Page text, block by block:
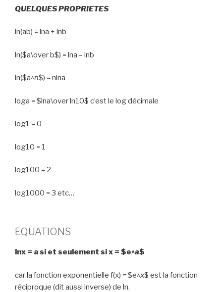
QUELQUES PROPRIETES
ln(ab) = lna + lnb
ln($a\over b$) = lna – lnb
ln($a^n$) = nlna
loga = $lna\over ln10$ c’est le log décimale
log1 = 0
log10 = 1
log100 = 2
log1000 = 3 etc…
EQUATIONS
lnx = a si et seulement si x = $e^a$
car la fonction exponentielle f(x) = $e^x$ est la fonction
réciproque (dit aussi inverse) de ln.